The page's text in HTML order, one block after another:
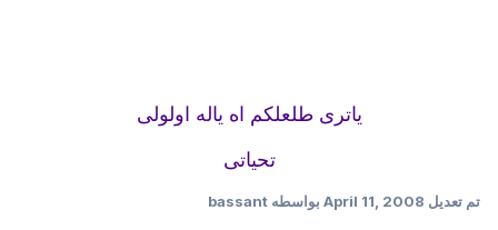
ياترى طلعلكم اه ياله اولولى
تحياتى
تم تعديلApril 11, 2008بواسطه bassant